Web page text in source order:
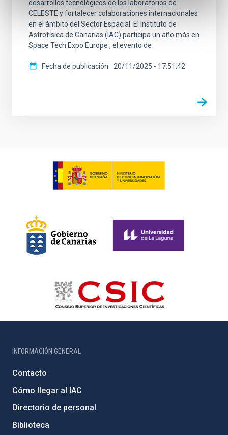
desarrollos tecnológicos de los laboratorios de
CELESTE y fortalecer colaboraciones internacionales
en el ámbito del Sector Espacial. El Instituto de
Astrofísica de Canarias (IAC) participa un año más en
Space Tech Expo Europe , el evento de
Fecha de publicación 20/11/2025 - 17:51:42
INFORMACIÓN GENERAL
Contacto
Cómo llegar al IAC
Directorio de personal
Biblioteca